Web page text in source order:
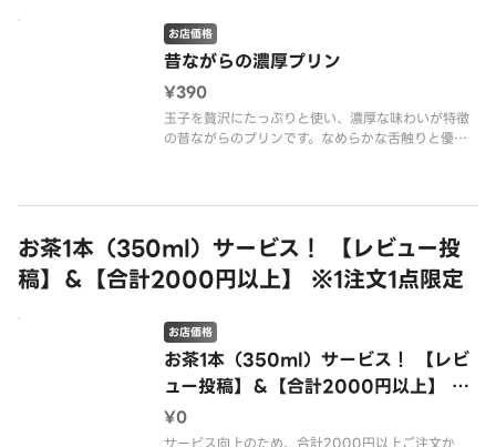
昔ながらの濃厚プリン
お店価格
¥390
玉子を贅沢にたっぷりと使い、濃厚な味わいが特徴
の昔ながらのプリンです。なめらかな舌触りと優し
お茶1本（350ml）サービス！ 【レビュー投
稿】＆【合計2000円以上】 ※1注文1点限定
お茶1本（350ml）サービス！ 【レビ
ュー投稿】＆【合計2000円以上】 ※1
注文1点限定
お店価格
¥0